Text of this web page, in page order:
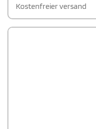
Schreibgeschwindigkeit von
Lesegeschwindigkeit von
übertragen können. Das
Kunststoff und verfügt
Aluminiumgehäuse, das
Anschluss ermöglicht,
Kostenfreier versand